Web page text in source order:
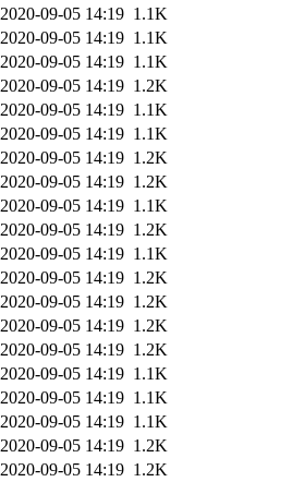
2020-09-05 14:19 1.1K
2020-09-05 14:19 1.1K
2020-09-05 14:19 1.1K
2020-09-05 14:19 1.2K
2020-09-05 14:19 1.1K
2020-09-05 14:19 1.1K
2020-09-05 14:19 1.2K
2020-09-05 14:19 1.2K
2020-09-05 14:19 1.1K
2020-09-05 14:19 1.2K
2020-09-05 14:19 1.1K
2020-09-05 14:19 1.2K
2020-09-05 14:19 1.2K
2020-09-05 14:19 1.2K
2020-09-05 14:19 1.2K
2020-09-05 14:19 1.1K
2020-09-05 14:19 1.1K
2020-09-05 14:19 1.1K
2020-09-05 14:19 1.2K
2020-09-05 14:19 1.2K